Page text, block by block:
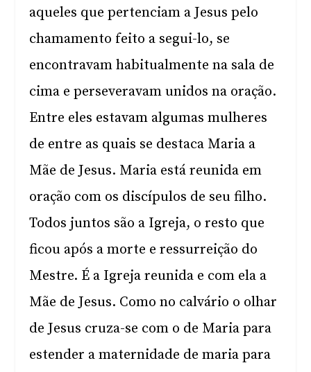
aqueles que pertenciam a Jesus pelo
chamamento feito a segui-lo, se
encontravam habitualmente na sala de
cima e perseveravam unidos na oração.
Entre eles estavam algumas mulheres
de entre as quais se destaca Maria a
Mãe de Jesus. Maria está reunida em
oração com os discípulos de seu filho.
Todos juntos são a Igreja, o resto que
ficou após a morte e ressurreição do
Mestre. É a Igreja reunida e com ela a
Mãe de Jesus. Como no calvário o olhar
de Jesus cruza-se com o de Maria para
estender a maternidade de maria para